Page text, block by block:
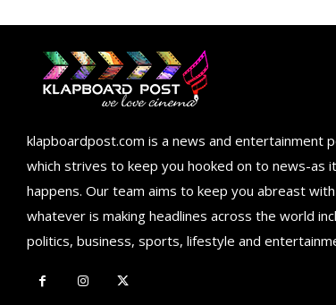
klapboardpost.com is a news and entertainment
which strives to keep you hooked on to news-as it
happens. Our team aims to keep you abreast with
whatever is making headlines across the world
politics, business, sports, lifestyle and